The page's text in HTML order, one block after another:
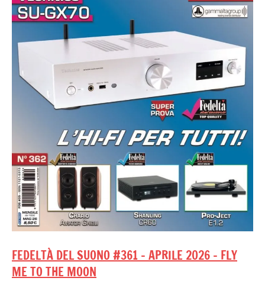
FEDELTÀ DEL SUONO #361 – APRILE 2026 – FLY
ME TO THE MOON